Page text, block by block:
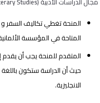
المنحة تغطي تكاليف السفر
المتاحة في المؤسسة
المتقدم للمنحة يجب أن يقدم
حيث أن الدراسة ستكون باللغة
الانجليزية.